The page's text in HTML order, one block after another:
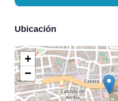
Ubicación
+
−